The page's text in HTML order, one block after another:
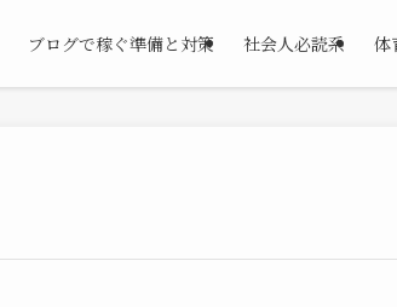
ブログで稼ぐ準備と対策 社会人必読系 体